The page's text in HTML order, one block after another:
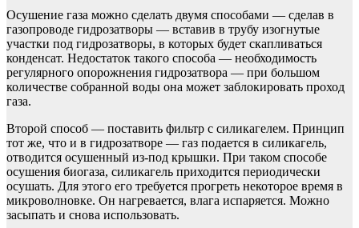
Осушение газа можно сделать двумя способами — сделав в
газопроводе гидрозатворы — вставив в трубу изогнутые
участки под гидрозатворы, в которых будет скапливаться
конденсат. Недостаток такого способа — необходимость
регулярного опорожнения гидрозатвора — при большом
количестве собранной воды она может заблокировать проход
газа.
Второй способ — поставить фильтр с силикагелем. Принцип
тот же, что и в гидрозатворе — газ подается в силикагель,
отводится осушенный из-под крышки. При таком способе
осушения биогаза, силикагель приходится периодически
осушать. Для этого его требуется прогреть некоторое время в
микроволновке. Он нагревается, влага испаряется. Можно
засыпать и снова использовать.